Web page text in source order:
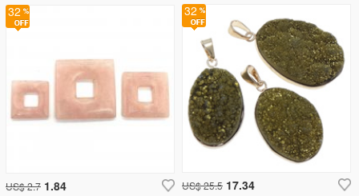
32
US$ 25.5 17.34
32
US$ 2.7 1.84